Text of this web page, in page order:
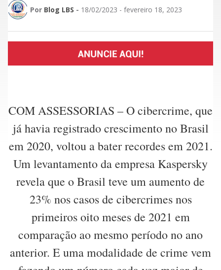
Por Blog LBS - 18/02/2023 - fevereiro 18, 2023
COM ASSESSORIAS – O cibercrime, que
já havia registrado crescimento no Brasil
em 2020, voltou a bater recordes em 2021.
Um levantamento da empresa Kaspersky
revela que o Brasil teve um aumento de
23% nos casos de cibercrimes nos
primeiros oito meses de 2021 em
comparação ao mesmo período no ano
anterior. E uma modalidade de crime vem